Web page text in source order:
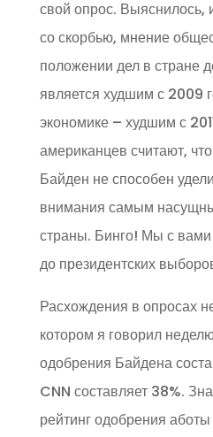
свой опрос. Выяснилось,
со скорбью, мнение
положении дел в стране
является худшим с 2009
экономике – худшим с
американцев считают,
Байден не способен
внимания самым
страны. Бинго! Мы с
до президентских
Расхождения в опросах
котором я говорил
одобрения Байдена
CNN составляет 38%.
рейтинг одобрения